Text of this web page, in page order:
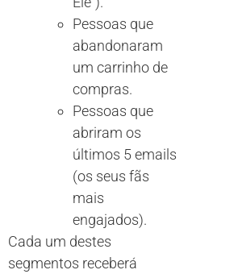
Pessoas que
abandonaram
um carrinho de
compras.
Pessoas que
abriram os
últimos 5 emails
(os seus fãs
mais
engajados).
Cada um destes
segmentos receberá